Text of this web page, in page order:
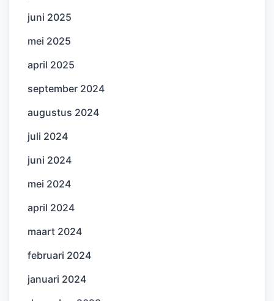
juni 2025
mei 2025
april 2025
september 2024
augustus 2024
juli 2024
juni 2024
mei 2024
april 2024
maart 2024
februari 2024
januari 2024